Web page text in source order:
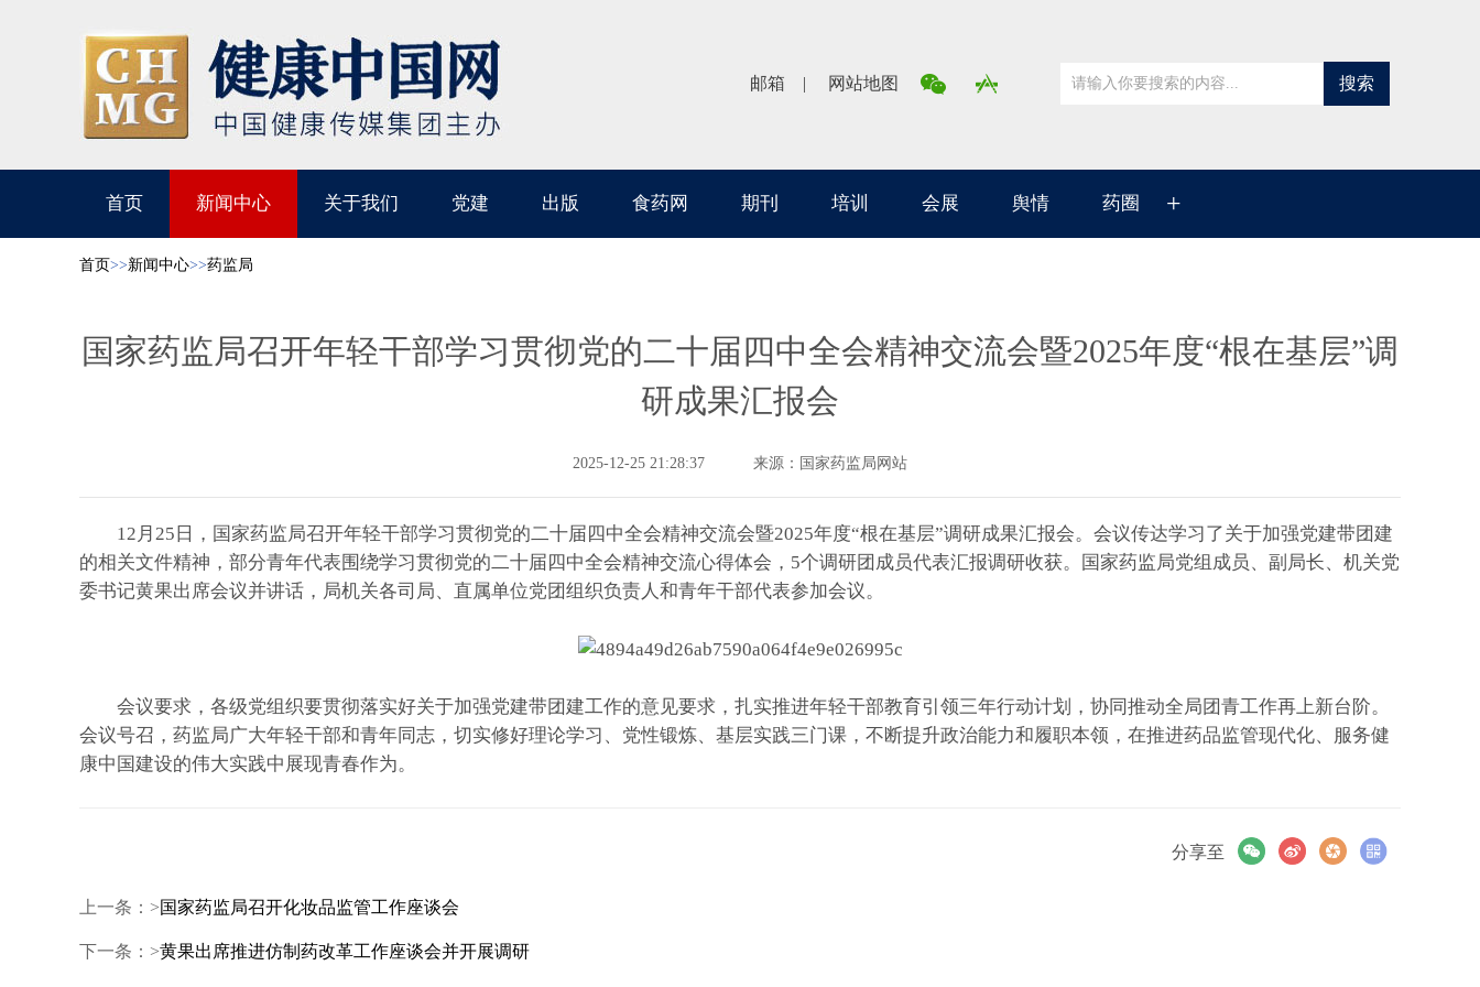
邮箱 网站地图 搜索
首页 新闻中心 关于我们 党建 出版 食药网 期刊 培训 会展 舆情 药圈 +
首页>>新闻中心>>药监局
国家药监局召开年轻干部学习贯彻党的二十届四中全会精神交流会暨2025年度“根在基层”调
研成果汇报会
2025-12-25 21:28:37 来源：国家药监局网站
12月25日，国家药监局召开年轻干部学习贯彻党的二十届四中全会精神交流会暨2025年度“根在基层”调研成果汇报会。会议传达学习了关于加强党建带团建
的相关文件精神，部分青年代表围绕学习贯彻党的二十届四中全会精神交流心得体会，5个调研团成员代表汇报调研收获。国家药监局党组成员、副局长、机关党
委书记黄果出席会议并讲话，局机关各司局、直属单位党团组织负责人和青年干部代表参加会议。
会议要求，各级党组织要贯彻落实好关于加强党建带团建工作的意见要求，扎实推进年轻干部教育引领三年行动计划，协同推动全局团青工作再上新台阶。
会议号召，药监局广大年轻干部和青年同志，切实修好理论学习、党性锻炼、基层实践三门课，不断提升政治能力和履职本领，在推进药品监管现代化、服务健
康中国建设的伟大实践中展现青春作为。
分享至
上一条：>国家药监局召开化妆品监管工作座谈会
下一条：>黄果出席推进仿制药改革工作座谈会并开展调研